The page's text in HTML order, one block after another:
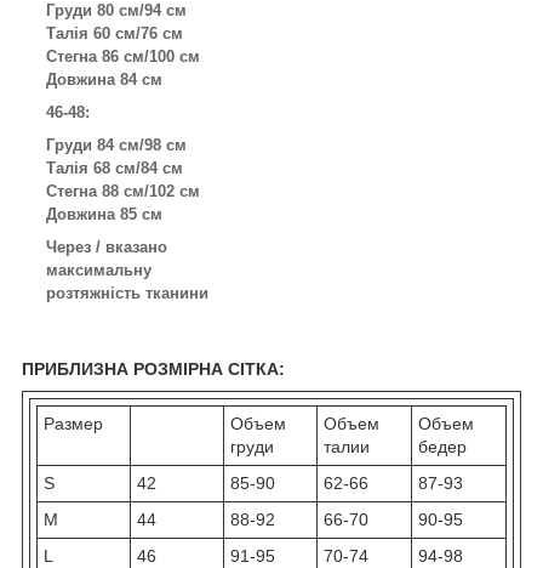
Груди 80 см/94 см
Талія 60 см/76 см
Стегна 86 см/100 см
Довжина 84 см
46-48:
Груди 84 см/98 см
Талія 68 см/84 см
Стегна 88 см/102 см
Довжина 85 см
Через / вказано
максимальну
розтяжність тканини
ПРИБЛИЗНА РОЗМІРНА СІТКА:
Размер
Объем
груди
Объем
талии
Объем
бедер
S
42 85-90 62-66
87-93
M
44 88-92 66-70
90-95
L
46 91-95 70-74
94-98